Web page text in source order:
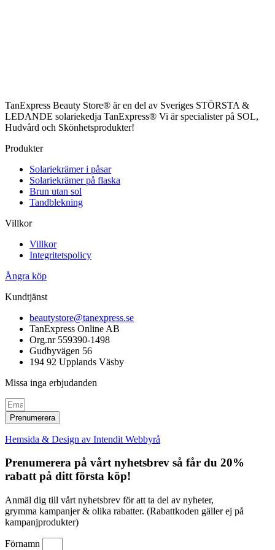
TanExpress Beauty Store® är en del av Sveriges STÖRSTA &
LEDANDE solariekedja TanExpress® Vi är specialister på SOL,
Hudvård och Skönhetsprodukter!
Produkter
Solariekrämer i påsar
Solariekrämer på flaska
Brun utan sol
Tandblekning
Villkor
Villkor
Integritetspolicy
Ångra köp
Kundtjänst
beautystore@tanexpress.se
TanExpress Online AB
Org.nr 559390-1498
Gudbyvägen 56
194 92 Upplands Väsby
Missa inga erbjudanden
Prenumerera
Hemsida & Design av Intendit Webbyrå
Prenumerera på vårt nyhetsbrev så får du 20%
rabatt på ditt första köp!
Anmäl dig till vårt nyhetsbrev för att ta del av nyheter,
grymma kampanjer & olika rabatter. (Rabattkoden gäller ej på
kampanjprodukter)
Förnamn